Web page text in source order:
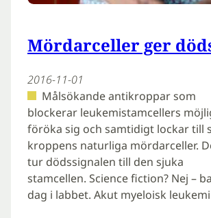
Mördarceller ger
2016-11-01
Målsökande antikroppar som
blockerar leukemistamcellers
föröka sig och samtidigt lockar till
kroppens naturliga mördarceller.
tur dödssignalen till den sjuka
stamcellen. Science fiction? Nej –
dag i labbet. Akut myeloisk